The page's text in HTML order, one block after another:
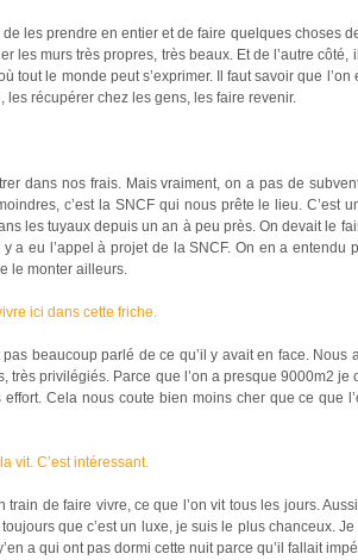
les prendre en entier et de faire quelques choses
murs très propres, très beaux. Et de l’autre côté,
le monde peut s’exprimer. Il faut savoir que l’on
les récupérer chez les gens, les faire revenir.
dans nos frais. Mais vraiment, on a pas de
c’est la SNCF qui nous prête le lieu. C’est
les tuyaux depuis un an à peu près. On devait le
a eu l’appel à projet de la SNCF. On en a entendu
le monter ailleurs.
ici dans cette friche.
beaucoup parlé de ce qu’il y avait en face. Nous
très privilégiés. Parce que l’on a presque 9000m2 je
Cela nous coute bien moins cher que ce que
vit. C’est intéressant.
de faire vivre, ce que l’on vit tous les jours.
que c’est un luxe, je suis le plus chanceux.
a qui ont pas dormi cette nuit parce qu’il fallait